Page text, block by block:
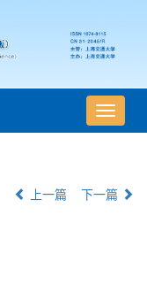
导
航
上一篇 下一篇